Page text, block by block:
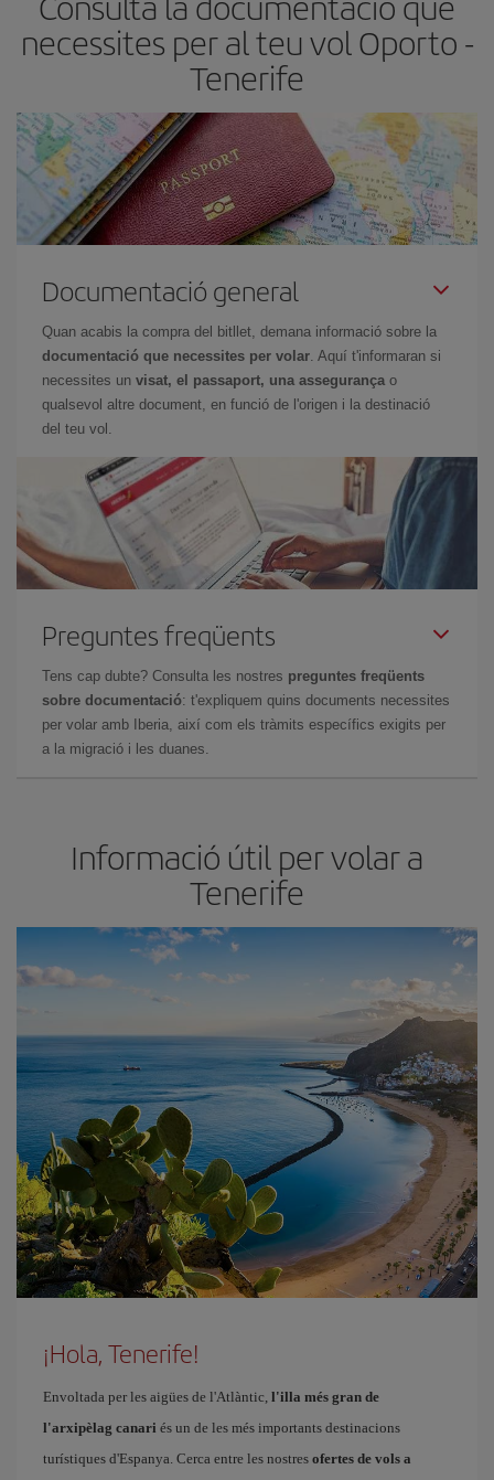
horaris del viatge, podràstriar el preu més barat.
necessites per al teu vol Oporto -
Tenerife
Documentació general
Quan acabis la compra del bitllet, demana informació sobre la
documentació que necessites per volar. Aquí t'informaran si
necessites un visat, el passaport, una assegurança o
qualsevol altre document, en funció de l'origen i la destinació
del teu vol.
Preguntes freqüents
Tens cap dubte? Consulta les nostres preguntes freqüents
sobre documentació: t'expliquem quins documents necessites
per volar amb Iberia, així com els tràmits específics exigits per
a la migració i les duanes.
Informació útil per volar a
Tenerife
¡Hola, Tenerife!
Envoltada per les aigües de l'Atlàntic, l'illa més gran de
l'arxipèlag canari és un de les més importants destinacions
turístiques d'Espanya. Cerca entre les nostres ofertes de vols a